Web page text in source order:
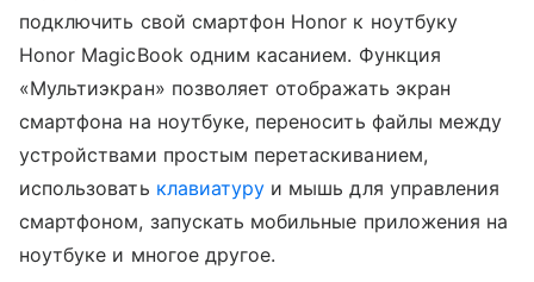
подключить свой смартфон Honor к ноутбуку
Honor MagicBook одним касанием. Функция
«Мультиэкран» позволяет отображать экран
смартфона на ноутбуке, переносить файлы между
устройствами простым перетаскиванием,
использовать клавиатуру и мышь для управления
смартфоном, запускать мобильные приложения на
ноутбуке и многое другое.